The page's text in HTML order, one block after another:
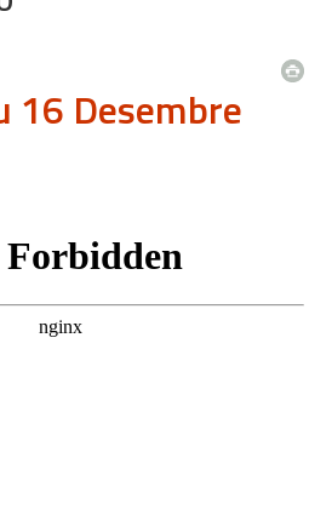
16 Desembre